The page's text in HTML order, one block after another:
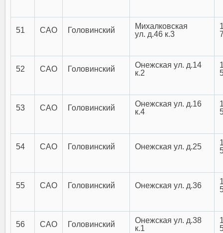
51 САО Головинский
Михалковская
ул. д.46 к.3
52 САО Головинский
Онежская ул. д.14
к.2
53 САО Головинский
Онежская ул. д.16
к.4
54 САО Головинский Онежская ул. д.25
55 САО Головинский Онежская ул. д.36
56 САО Головинский
Онежская ул. д.38
к.1